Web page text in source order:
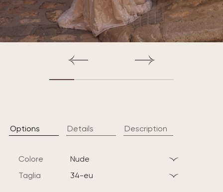
Options Details Description
Colore
nude
Taglia
34-eu